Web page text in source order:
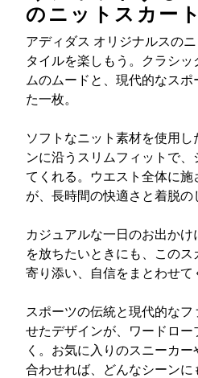
のニットスカート
アディダス オリジナルスの
タイルを楽しもう。クラシ
ムのムードと、現代的なス
た一枚。
ソフトなニット素材を使用し
ンに沿うスリムフィットで
てくれる。ウエスト全体に施
が、長時間の快適さと着脱の
カジュアルな一日のお出か
を放ちたいときにも、この
寄り添い、自信をまとわせて
スポーツの伝統と現代的な
せたデザインが、ワードロー
く。お気に入りのスニーカ
合わせれば、どんなシーン